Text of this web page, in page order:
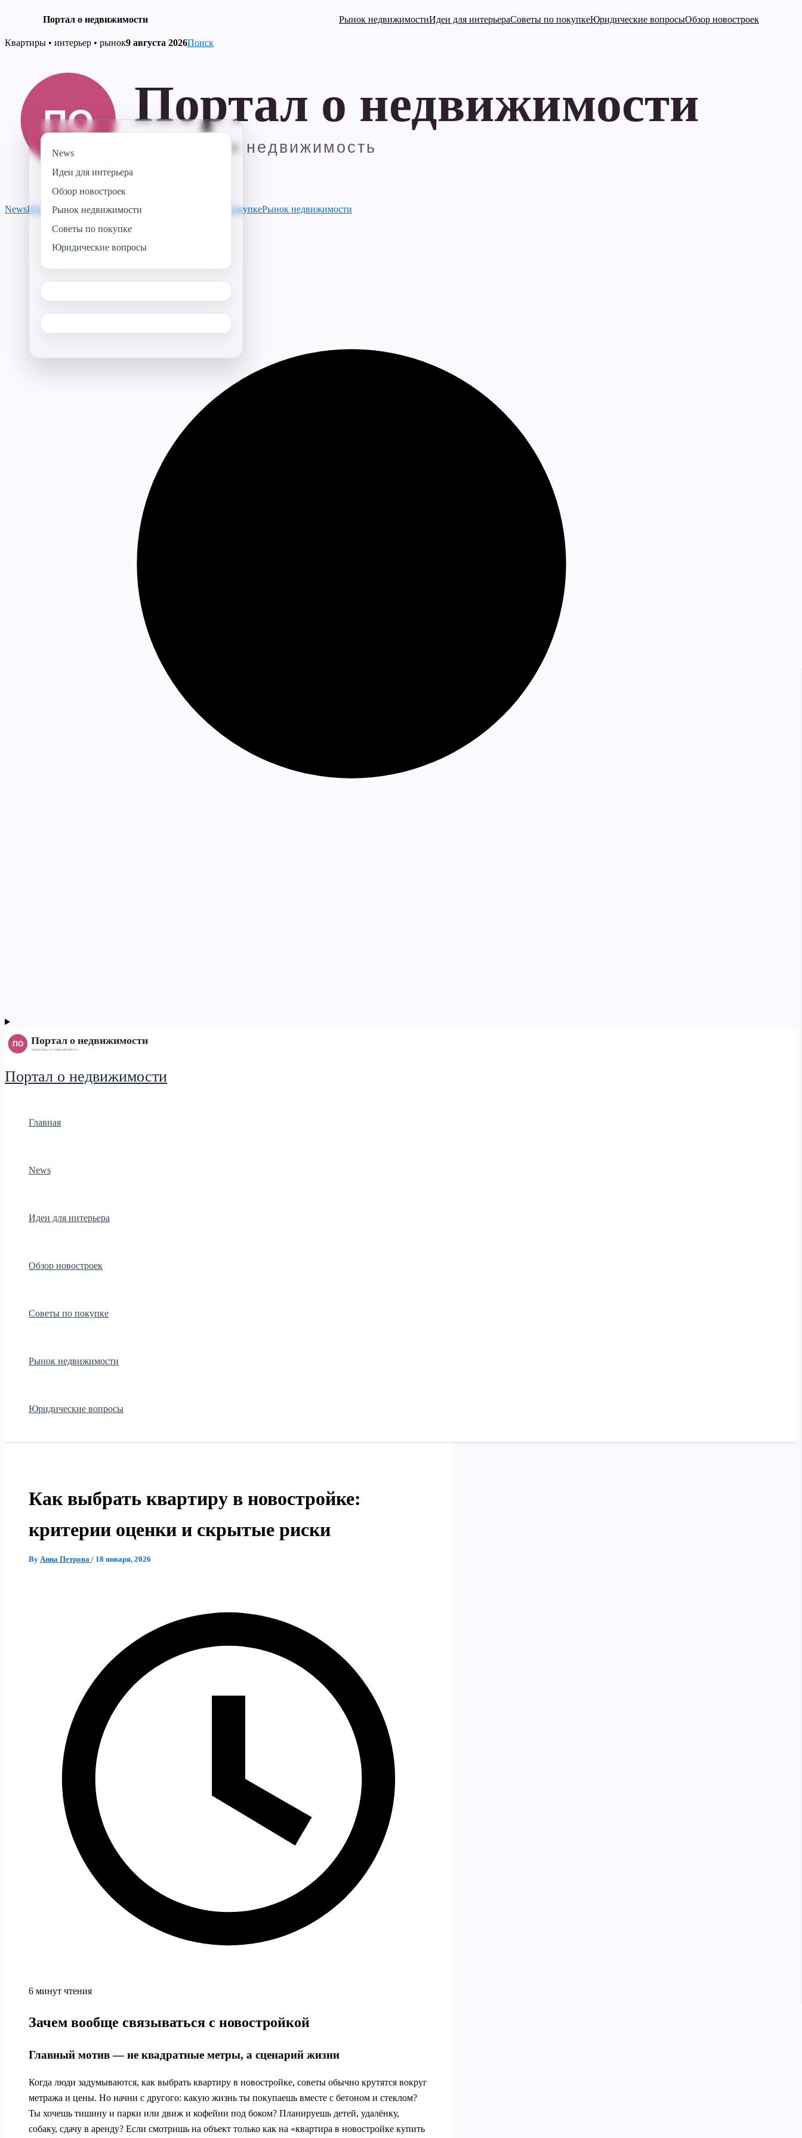
Портал о недвижимости Рынок недвижимостиИдеи для интерьераСоветы по покупкеЮридические вопросыОбзор новостроек
Skip
Квартиры • интерьер • рынок9 августа 2026Поиск
NewsИдеи для интерьераОбзор новостроек Советы по покупкеРынок недвижимости
Портал о недвижимости
Главная
News
Идеи для интерьера
Обзор новостроек
Советы по покупке
Рынок недвижимости
Юридические вопросы
Как выбрать квартиру в новостройке:
критерии оценки и скрытые риски
By Анна Петрова / 18 января, 2026
6 минут чтения
Зачем вообще связываться с новостройкой
Главный мотив — не квадратные метры, а сценарий жизни
Когда люди задумываются, как выбрать квартиру в новостройке, советы обычно крутятся вокруг
метража и цены. Но начни с другого: какую жизнь ты покупаешь вместе с бетоном и стеклом?
Ты хочешь тишину и парки или движ и кофейни под боком? Планируешь детей, удалёнку,
собаку, сдачу в аренду? Если смотришь на объект только как на «квартира в новостройке купить
News
Идеи для интерьера
Обзор новостроек
Рынок недвижимости
Советы по покупке
Юридические вопросы